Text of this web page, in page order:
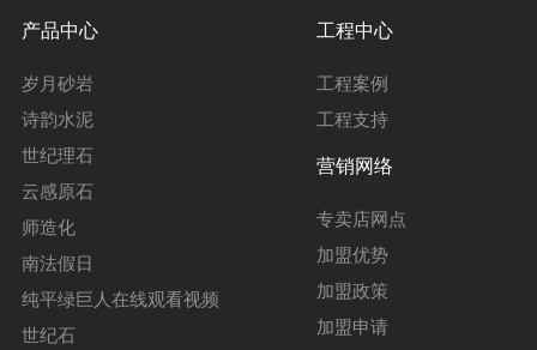
产品中心
岁月砂岩
诗韵水泥
世纪理石
云感原石
师造化
南法假日
纯平绿巨人在线观看视频
世纪石
工程中心
工程案例
工程支持
营销网络
专卖店网点
加盟优势
加盟政策
加盟申请